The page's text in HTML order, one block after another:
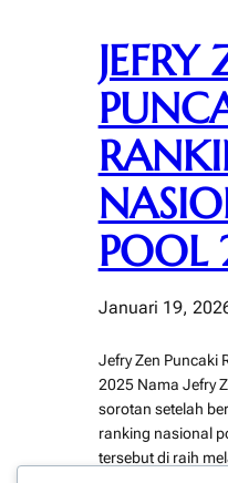
JEFRY
POOL
Januari 19,
Jefry Zen Puncaki
2025 Nama Jefry
sorotan setelah
ranking nasional
tersebut di raih